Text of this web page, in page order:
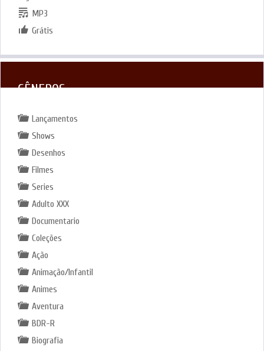
MP3
Grátis
GÊNEROS
Lançamentos
Shows
Desenhos
Filmes
Series
Adulto XXX
Documentario
Coleções
Ação
Animação/Infantil
Animes
Aventura
BDR-R
Biografia